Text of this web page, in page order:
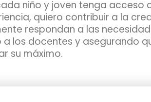
niño y joven tenga acceso
quiero contribuir a la
respondan a las
los docentes y asegurando
su máximo.